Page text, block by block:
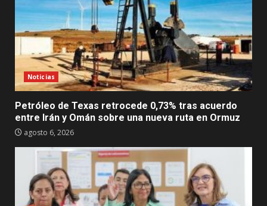
Noticias
Petróleo de Texas retrocede 0,73% tras acuerdo
entre Irán y Omán sobre una nueva ruta en Ormuz
agosto 6, 2026